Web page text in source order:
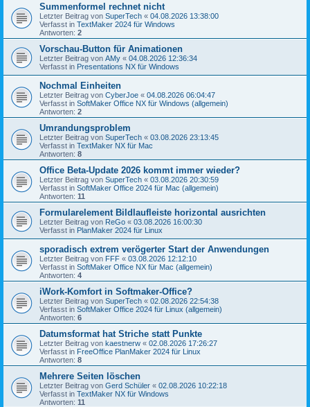
Summenformel rechnet nicht
Letzter Beitrag von SuperTech « 04.08.2026 13:38:00
Verfasst in TextMaker 2024 für Windows
Antworten: 2
Vorschau-Button für Animationen
Letzter Beitrag von AMy « 04.08.2026 12:36:34
Verfasst in Presentations NX für Windows
Nochmal Einheiten
Letzter Beitrag von CyberJoe « 04.08.2026 06:04:47
Verfasst in SoftMaker Office NX für Windows (allgemein)
Antworten: 2
Umrandungsproblem
Letzter Beitrag von SuperTech « 03.08.2026 23:13:45
Verfasst in TextMaker NX für Mac
Antworten: 8
Office Beta-Update 2026 kommt immer wieder?
Letzter Beitrag von SuperTech « 03.08.2026 20:30:59
Verfasst in SoftMaker Office 2024 für Mac (allgemein)
Antworten: 11
Formularelement Bildlaufleiste horizontal ausrichten
Letzter Beitrag von ReGo « 03.08.2026 16:00:30
Verfasst in PlanMaker 2024 für Linux
sporadisch extrem verögerter Start der Anwendungen
Letzter Beitrag von FFF « 03.08.2026 12:12:10
Verfasst in SoftMaker Office NX für Mac (allgemein)
Antworten: 4
iWork-Komfort in Softmaker-Office?
Letzter Beitrag von SuperTech « 02.08.2026 22:54:38
Verfasst in SoftMaker Office 2024 für Linux (allgemein)
Antworten: 6
Datumsformat hat Striche statt Punkte
Letzter Beitrag von kaestnerw « 02.08.2026 17:26:27
Verfasst in FreeOffice PlanMaker 2024 für Linux
Antworten: 8
Mehrere Seiten löschen
Letzter Beitrag von Gerd Schüler « 02.08.2026 10:22:18
Verfasst in TextMaker NX für Windows
Antworten: 11